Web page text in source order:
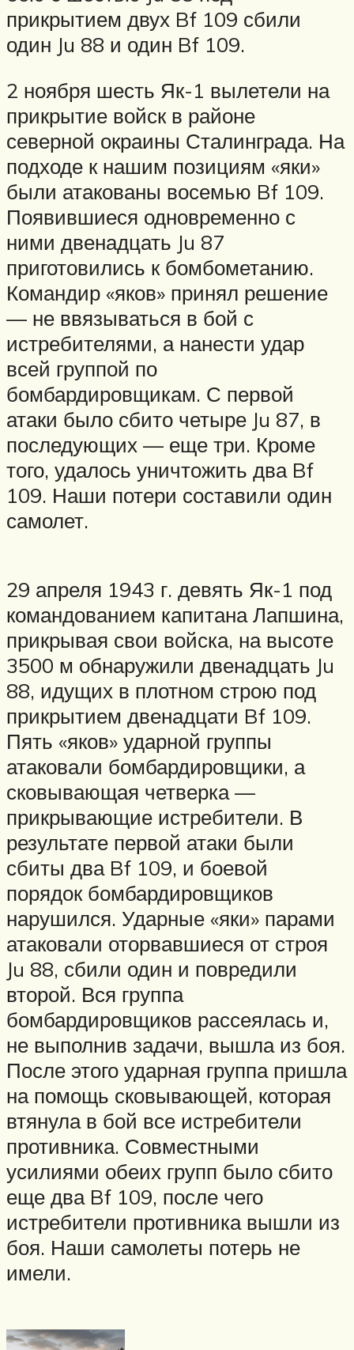
прикрытием двух Bf 109 сбили
один Ju 88 и один Bf 109.
2 ноября шесть Як-1 вылетели на
прикрытие войск в районе
северной окраины Сталинграда. На
подходе к нашим позициям «яки»
были атакованы восемью Bf 109.
Появившиеся одновременно с
ними двенадцать Ju 87
приготовились к бомбометанию.
Командир «яков» принял решение
— не ввязываться в бой с
истребителями, а нанести удар
всей группой по
бомбардировщикам. С первой
атаки было сбито четыре Ju 87, в
последующих — еще три. Кроме
того, удалось уничтожить два Bf
109. Наши потери составили один
самолет.
29 апреля 1943 г. девять Як-1 под
командованием капитана Лапшина,
прикрывая свои войска, на высоте
3500 м обнаружили двенадцать Ju
88, идущих в плотном строю под
прикрытием двенадцати Bf 109.
Пять «яков» ударной группы
атаковали бомбардировщики, а
сковывающая четверка —
прикрывающие истребители. В
результате первой атаки были
сбиты два Bf 109, и боевой
порядок бомбардировщиков
нарушился. Ударные «яки» парами
атаковали оторвавшиеся от строя
Ju 88, сбили один и повредили
второй. Вся группа
бомбардировщиков рассеялась и,
не выполнив задачи, вышла из боя.
После этого ударная группа пришла
на помощь сковывающей, которая
втянула в бой все истребители
противника. Совместными
усилиями обеих групп было сбито
еще два Bf 109, после чего
истребители противника вышли из
боя. Наши самолеты потерь не
имели.